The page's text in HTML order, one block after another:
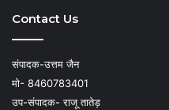
Contact Us
संपादक-उत्तम जैन
मो- 8460783401
उप-संपादक- राजू तातेड़